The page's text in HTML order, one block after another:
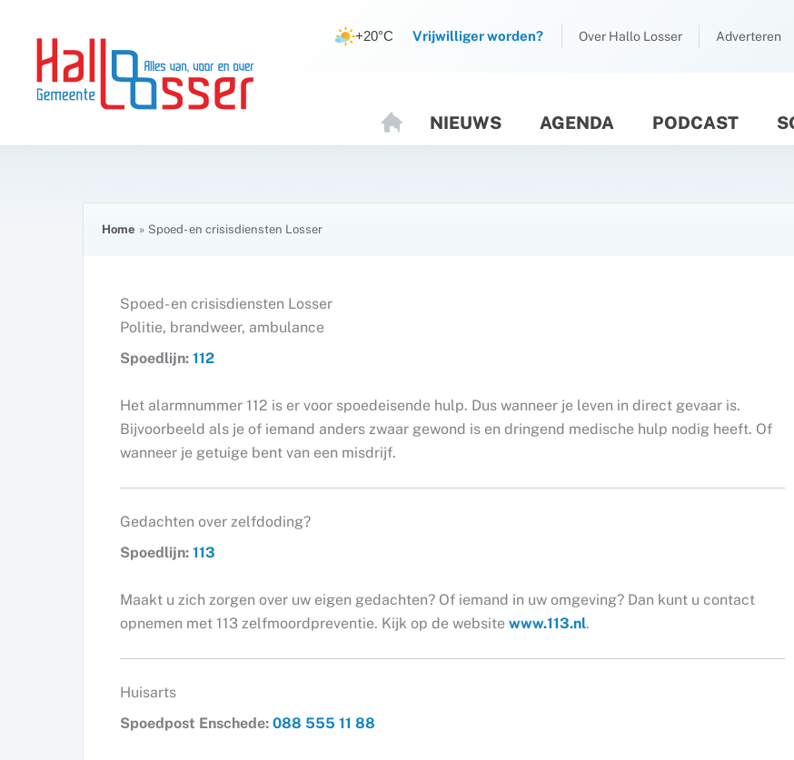
inhoud
inhoud
+20°C Vrijwilliger worden? Over Hallo Losser Adverteren
O
M
NIEUWS AGENDA PODCAST
Home Spoed- en crisisdiensten Losser
Spoed- en crisisdiensten Losser
Politie, brandweer, ambulance
Spoedlijn: 112
Het alarmnummer 112 is er voor spoedeisende hulp. Dus wanneer je leven in direct gevaar is.
Bijvoorbeeld als je of iemand anders zwaar gewond is en dringend medische hulp nodig heeft. Of
wanneer je getuige bent van een misdrijf.
Gedachten over zelfdoding?
Spoedlijn: 113
Maakt u zich zorgen over uw eigen gedachten? Of iemand in uw omgeving? Dan kunt u contact
opnemen met 113 zelfmoordpreventie. Kijk op de website www.113.nl.
Huisarts
Spoedpost Enschede: 088 555 11 88